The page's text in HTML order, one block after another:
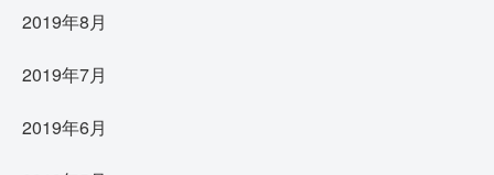
2019年8月
2019年7月
2019年6月